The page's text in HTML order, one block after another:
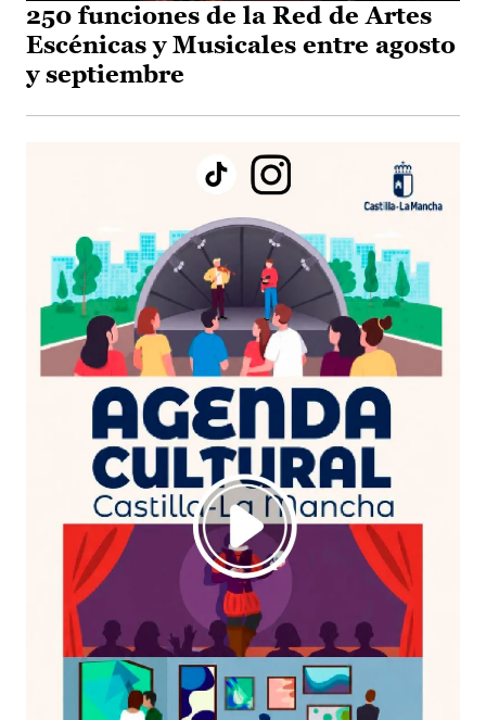
250 funciones de la Red de Artes
Escénicas y Musicales entre agosto
y septiembre